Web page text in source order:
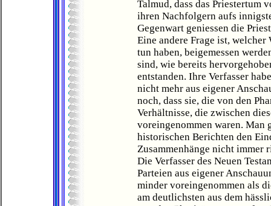
Talmud, dass das Priestertum
ihren Nachfolgern aufs
Gegenwart geniessen die
Eine andere Frage ist,
tun haben, beigemessen
sind, wie bereits
entstanden. Ihre Verfasser
nicht mehr aus eigener
noch, dass sie, die von den
Verhältnisse, die zwischen
voreingenommen waren. Man
historischen Berichten den
Zusammenhänge nicht immer
Die Verfasser des Neuen
Parteien aus eigener
minder voreingenommen als
am deutlichsten aus dem